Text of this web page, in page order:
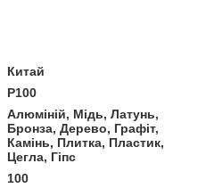
Китай
P100
Алюміній, Мідь, Латунь,
Бронза, Дерево, Графіт,
Камінь, Плитка, Пластик,
Цегла, Гіпс
100